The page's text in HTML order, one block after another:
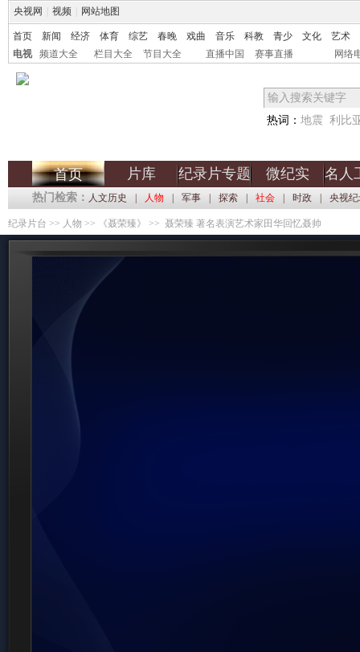
央视网 视频 网站地图
首页 新闻 经济 体育 综艺 春晚 戏曲 音乐 科教 青少 文化
艺术
电视
频道大全 栏目大全 节目大全 直播中国 赛事直播 网络
热词： 地震 利比
首页 片库 纪录片专题 微纪实 名人
热门检索： 人文历史 人物 军事 探索 社会 时政 央视
纪录片台 >> 人物 >> 《聂荣臻》 >> 聂荣臻 著名表演艺术家田华回忆聂帅